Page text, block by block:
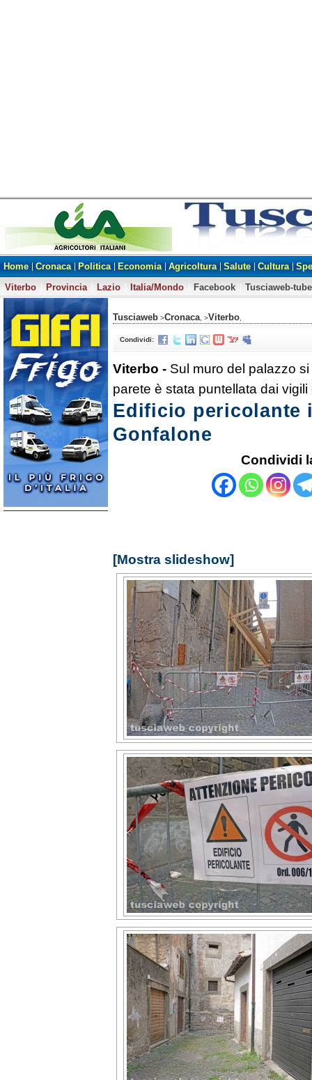
Home Cronaca Politica Economia Agricoltura Salute Cultura
Viterbo
Provincia Lazio Italia/Mondo Facebook Tusciaweb-tube
Tusciaweb >Cronaca , >Viterbo
Condividi:
Viterbo - Sul muro del palazzo
parete è stata puntellata dai
Edificio pericolante
Gonfalone
Condividi
[Mostra slideshow]